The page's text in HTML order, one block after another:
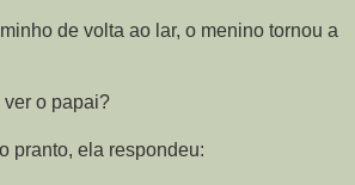
de volta ao lar, o menino tornou a
ver o papai?
pranto, ela respondeu: